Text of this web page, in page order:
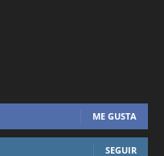
ME GUSTA
SEGUIR